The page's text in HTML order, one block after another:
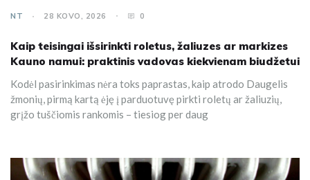
NT 28 KOVO, 2026 0
Kaip teisingai išsirinkti roletus, žaliuzes ar markizes
Kauno namui: praktinis vadovas kiekvienam biudžetui
Kodėl pasirinkimas nėra toks paprastas, kaip atrodo Daugelis
žmonių, pirmą kartą ėję į parduotuvę pirkti roletų ar žaliuzių,
grįžo tuščiomis rankomis – tiesiog per daug